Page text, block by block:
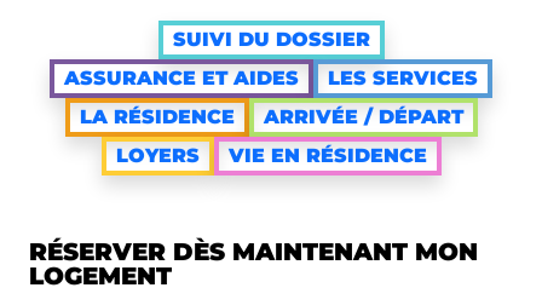
SUIVI DU DOSSIER
ASSURANCE ET AIDES
LES SERVICES
LA RÉSIDENCE
ARRIVÉE / DÉPART
LOYERS
VIE EN RÉSIDENCE
RÉSERVER DÈS MAINTENANT MON
LOGEMENT